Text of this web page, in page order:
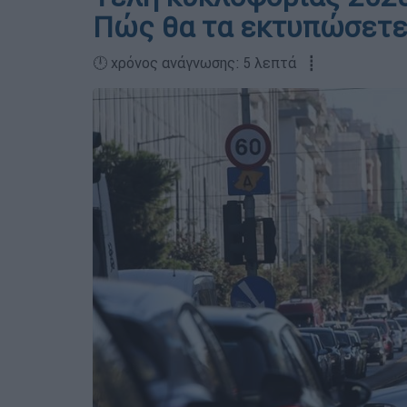
Πώς θα τα εκτυπώσετε
🕛 χρόνος ανάγνωσης: 5 λεπτά ┋